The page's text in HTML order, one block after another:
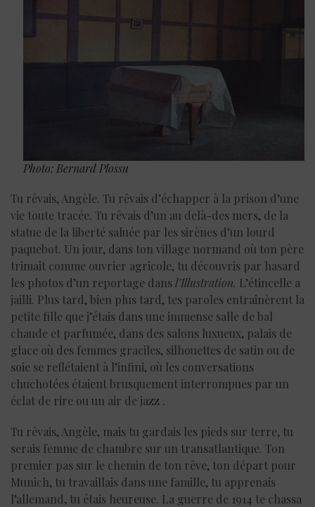
Photo: Bernard Plossu
Tu rêvais, Angèle. Tu rêvais d’échapper à la prison d’une
vie toute tracée. Tu rêvais d’un au delà-des mers, de la
statue de la liberté saluée par les sirènes d’un lourd
paquebot. Un jour, dans ton village normand où ton père
trimait comme ouvrier agricole, tu découvris par hasard
les photos d’un reportage dansl’Illustration. L’étincelle a
jailli. Plus tard, bien plus tard, tes paroles entrainèrent la
petite fille que j’étais dans une immense salle de bal
chaude et parfumée, dans des salons luxueux, palais de
glace où des femmes graciles, silhouettes de satin ou de
soie se reflétaient à l’infini, où les conversations
chuchotées étaient brusquement interrompues par un
éclat de rire ou un air de jazz .
Tu rêvais, Angèle, mais tu gardais les pieds sur terre, tu
serais femme de chambre sur un transatlantique. Ton
premier pas sur le chemin de ton rêve, ton départ pour
Munich, tu travaillais dans une famille, tu apprenais
l’allemand, tu étais heureuse. La guerre de 1914 te chassa